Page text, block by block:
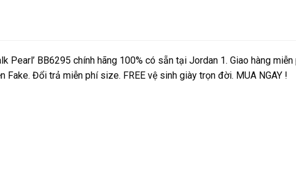
Pearl’ BB6295 chính hãng 100% có sẵn tại Jordan 1. Giao hàng
Fake. Đổi trả miễn phí size. FREE vệ sinh giày trọn đời. MUA NGAY !